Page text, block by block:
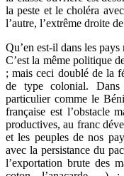
la peste et le choléra
l’autre, l’extrême droite
Qu’en est-il dans les
C’est la même politique
; mais ceci doublé de la
de type colonial. Dans
particulier comme le
française est l’obstacle
productives, au franc
et les peuples de nos
avec la persistance du
l’exportation brute des